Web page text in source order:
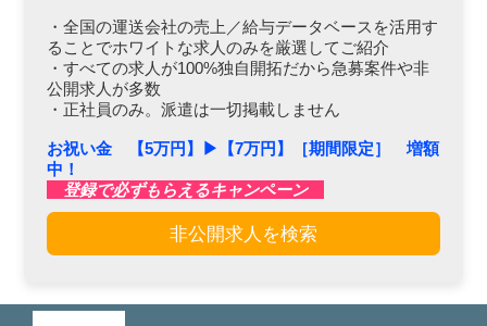
・全国の運送会社の売上／給与データベースを活用す
ることでホワイトな求人のみを厳選してご紹介
・すべての求人が100%独自開拓だから急募案件や非
公開求人が多数
・正社員のみ。派遣は一切掲載しません
お祝い金 【5万円】▶︎【7万円】［期間限定］ 増額
中！
登録で必ずもらえるキャンペーン
非公開求人を検索